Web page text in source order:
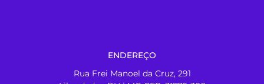
ENDEREÇO
Rua Frei Manoel da Cruz, 291